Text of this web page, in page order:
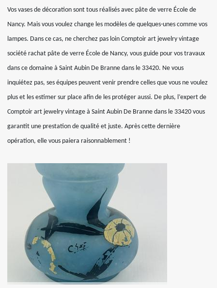
Vos vases de décoration sont tous réalisés avec pâte de verre École de
Nancy. Mais vous voulez change les modèles de quelques-unes comme vos
lampes. Dans ce cas, ne cherchez pas loin Comptoir art jewelry vintage
société rachat pâte de verre École de Nancy, vous guide pour vos travaux
dans ce domaine à Saint Aubin De Branne dans le 33420. Ne vous
inquiétez pas, ses équipes peuvent venir prendre celles que vous ne voulez
plus et les estimer sur place afin de les protéger aussi. De plus, l’expert de
Comptoir art jewelry vintage à Saint Aubin De Branne dans le 33420 vous
garantit une prestation de qualité et juste. Après cette dernière
opération, elle vous paiera raisonnablement !